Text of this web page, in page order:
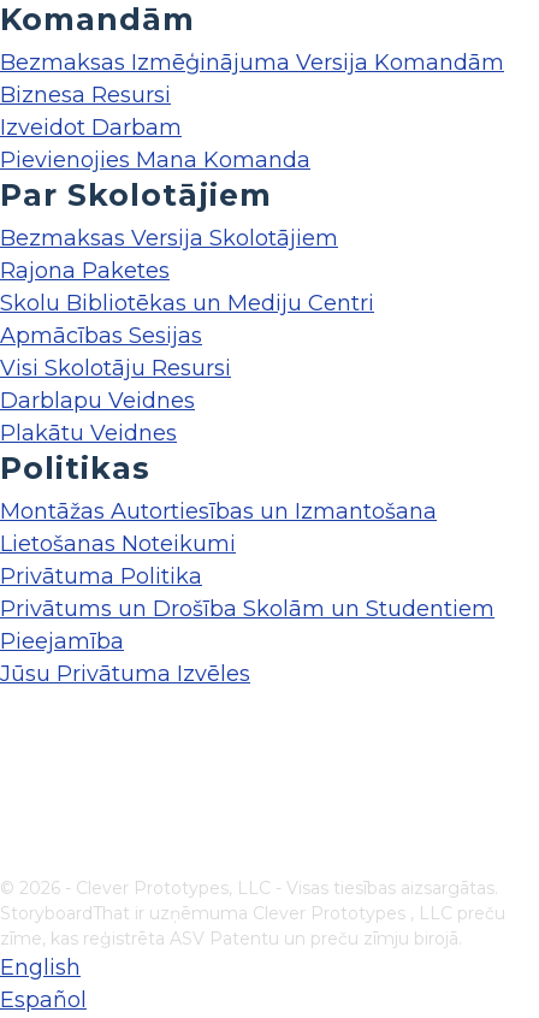
Komandām
Bezmaksas Izmēģinājuma Versija Komandām
Biznesa Resursi
Izveidot Darbam
Pievienojies Mana Komanda
Par Skolotājiem
Bezmaksas Versija Skolotājiem
Rajona Paketes
Skolu Bibliotēkas un Mediju Centri
Apmācības Sesijas
Visi Skolotāju Resursi
Darblapu Veidnes
Plakātu Veidnes
Politikas
Montāžas Autortiesības un Izmantošana
Lietošanas Noteikumi
Privātuma Politika
Privātums un Drošība Skolām un Studentiem
Pieejamība
Jūsu Privātuma Izvēles
© 2026 - Clever Prototypes, LLC - Visas tiesības aizsargātas.
StoryboardThat ir uzņēmuma Clever Prototypes , LLC preču
zīme, kas reģistrēta ASV Patentu un preču zīmju birojā.
English
Español